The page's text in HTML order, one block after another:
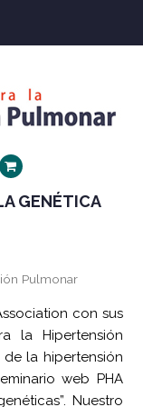
Xing
GENÉTICA
Pulmonar
con sus
la Hipertensión
la hipertensión
web PHA
Nuestro